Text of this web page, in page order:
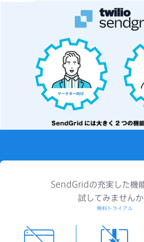
SendGridの充実した機
試してみませんか
無料トライアル